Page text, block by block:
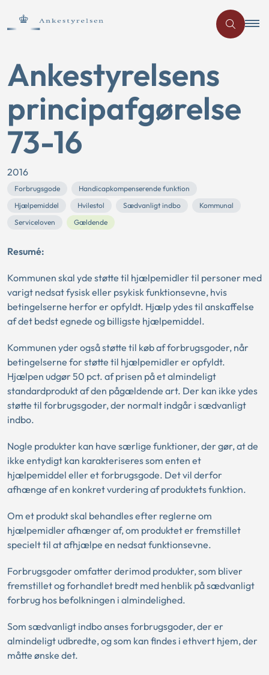
Ankestyrelsens
principafgørelse
73-16
2016
Forbrugsgode
Handicapkompenserende funktion
Hjælpemiddel
Hvilestol Sædvanligt indbo
Kommunal
Serviceloven
Gældende
Resumé:
Kommunen skal yde støtte til hjælpemidler til personer med
varigt nedsat fysisk eller psykisk funktionsevne, hvis
betingelserne herfor er opfyldt. Hjælp ydes til anskaffelse
af det bedst egnede og billigste hjælpemiddel.
Kommunen yder også støtte til køb af forbrugsgoder, når
betingelserne for støtte til hjælpemidler er opfyldt.
Hjælpen udgør 50 pct. af prisen på et almindeligt
standardprodukt af den pågældende art. Der kan ikke ydes
støtte til forbrugsgoder, der normalt indgår i sædvanligt
indbo.
Nogle produkter kan have særlige funktioner, der gør, at de
ikke entydigt kan karakteriseres som enten et
hjælpemiddel eller et forbrugsgode. Det vil derfor
afhænge af en konkret vurdering af produktets funktion.
Om et produkt skal behandles efter reglerne om
hjælpemidler afhænger af, om produktet er fremstillet
specielt til at afhjælpe en nedsat funktionsevne.
Forbrugsgoder omfatter derimod produkter, som bliver
fremstillet og forhandlet bredt med henblik på sædvanligt
forbrug hos befolkningen i almindelighed.
Som sædvanligt indbo anses forbrugsgoder, der er
almindeligt udbredte, og som kan findes i ethvert hjem, der
måtte ønske det.